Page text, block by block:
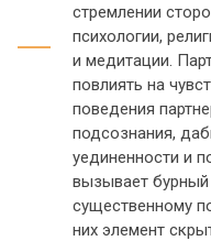
стремлении
психологии,
и медитации.
повлиять на
поведения
подсознания,
уединенности и
вызывает бурный
существенному
них элемент